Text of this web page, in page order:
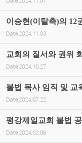
이승현(이탈측)의 12
Date 2024.11.03
교회의 질서와 권위
Date 2024.10.27
불법 목사 임직 및 교
Date 2024.07.22
평강제일교회 불법
Date 2024.02.06